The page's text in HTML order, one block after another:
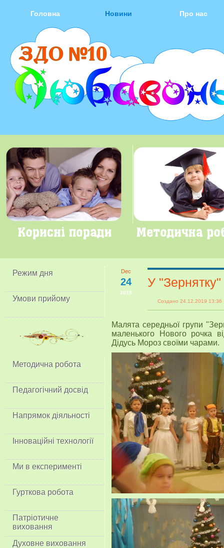
Головна Новини Про нас
Режим дня
Умови прийому
Методична робота
Педагогічний досвід
Напрямок діяльності
Інноваційні технології
Ми в експерименті
Гурткова робота
Патріотичне
виховання
Духовне виховання
Dec
24
2019
У
Создано 24.12.2019
Малята середньої групи
маленького Нового рочка
Дідусь Мороз своїми чарами.